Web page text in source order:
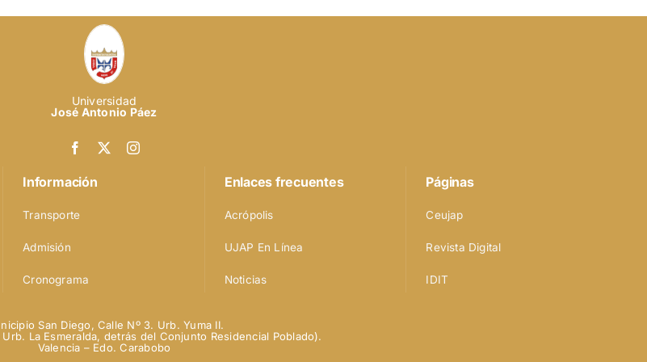
Universidad
José Antonio Páez
Información
Transporte
Admisión
Cronograma
Enlaces frecuentes
Acrópolis
UJAP En Línea
Noticias
Páginas
Ceujap
Revista Digital
IDIT
San Diego, Calle Nº 3. Urb. Yuma II.
La Esmeralda, detrás del Conjunto Residencial Poblado).
Valencia – Edo. Carabobo